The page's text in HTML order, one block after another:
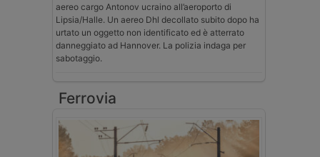
aereo cargo Antonov ucraino all’aeroporto di
Lipsia/Halle. Un aereo Dhl decollato subito dopo ha
urtato un oggetto non identificato ed è atterrato
danneggiato ad Hannover. La polizia indaga per
sabotaggio.
Ferrovia